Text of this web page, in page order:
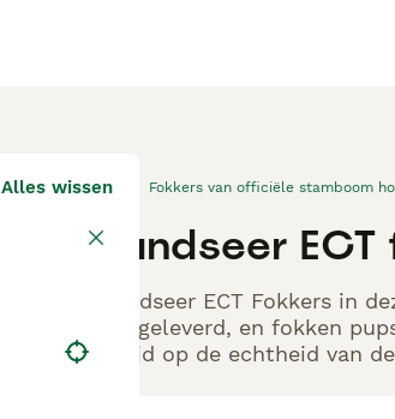
Alles wissen Fokkers van officiële stamboom
Landseer
Landseer ECT Fokkers in
aangeleverd, en fokken
altijd op de echtheid van